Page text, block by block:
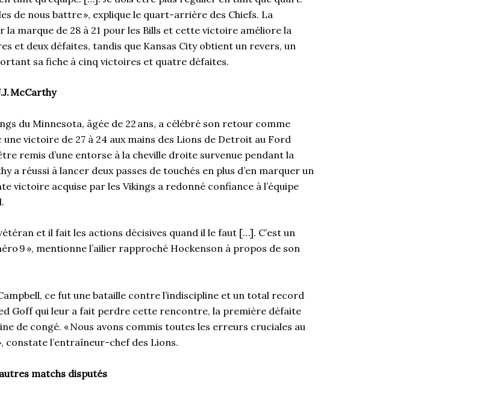
de nous battre », explique le quart-arrière des Chiefs. La
la marque de 28 à 21 pour les Bills et cette victoire améliore la
et deux défaites, tandis que Kansas City obtient un revers, un
sa fiche à cinq victoires et quatre défaites.
McCarthy
du Minnesota, âgée de 22 ans, a célébré son retour comme
victoire de 27 à 24 aux mains des Lions de Detroit au Ford
remis d’une entorse à la cheville droite survenue pendant la
a réussi à lancer deux passes de touchés en plus d’en marquer un
victoire acquise par les Vikings a redonné confiance à l’équipe
et il fait les actions décisives quand il le faut […]. C’est un
9 », mentionne l’ailier rapproché Hockenson à propos de son
ce fut une bataille contre l’indiscipline et un total record
Goff qui leur a fait perdre cette rencontre, la première défaite
de congé. « Nous avons commis toutes les erreurs cruciales au
constate l’entraîneur-chef des Lions.
matchs disputés